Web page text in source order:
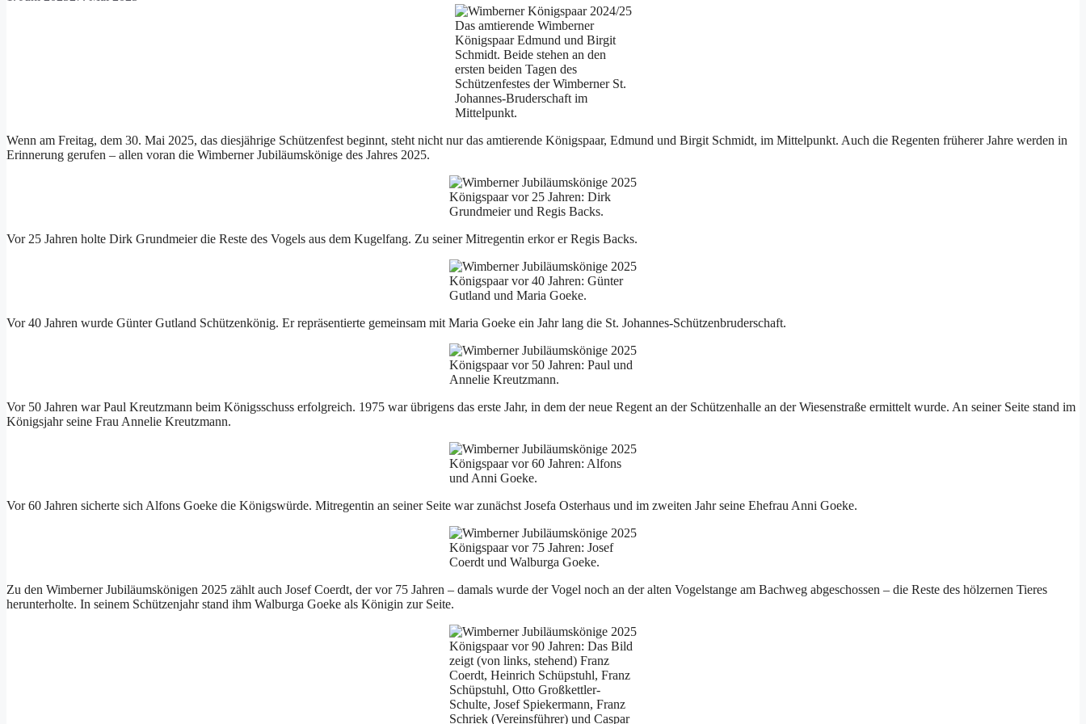
Das amtierende Wimberner
Königspaar Edmund und Birgit
Schmidt. Beide stehen an den
ersten beiden Tagen des
Schützenfestes der Wimberner St.
Johannes-Bruderschaft im
Mittelpunkt.
Wenn am Freitag, dem 30. Mai 2025, das diesjährige Schützenfest beginnt, steht nicht nur das amtierende Königspaar, Edmund und Birgit Schmidt, im Mittelpunkt. Auch die Regenten früherer Jahre werden in
Erinnerung gerufen – allen voran die Wimberner Jubiläumskönige des Jahres 2025.
Königspaar vor 25 Jahren: Dirk
Grundmeier und Regis Backs.
Vor 25 Jahren holte Dirk Grundmeier die Reste des Vogels aus dem Kugelfang. Zu seiner Mitregentin erkor er Regis Backs.
Königspaar vor 40 Jahren: Günter
Gutland und Maria Goeke.
Vor 40 Jahren wurde Günter Gutland Schützenkönig. Er repräsentierte gemeinsam mit Maria Goeke ein Jahr lang die St. Johannes-Schützenbruderschaft.
Königspaar vor 50 Jahren: Paul und
Annelie Kreutzmann.
Vor 50 Jahren war Paul Kreutzmann beim Königsschuss erfolgreich. 1975 war übrigens das erste Jahr, in dem der neue Regent an der Schützenhalle an der Wiesenstraße ermittelt wurde. An seiner Seite stand im
Königsjahr seine Frau Annelie Kreutzmann.
Königspaar vor 60 Jahren: Alfons
und Anni Goeke.
Vor 60 Jahren sicherte sich Alfons Goeke die Königswürde. Mitregentin an seiner Seite war zunächst Josefa Osterhaus und im zweiten Jahr seine Ehefrau Anni Goeke.
Königspaar vor 75 Jahren: Josef
Coerdt und Walburga Goeke.
Zu den Wimberner Jubiläumskönigen 2025 zählt auch Josef Coerdt, der vor 75 Jahren – damals wurde der Vogel noch an der alten Vogelstange am Bachweg abgeschossen – die Reste des hölzernen Tieres
herunterholte. In seinem Schützenjahr stand ihm Walburga Goeke als Königin zur Seite.
Königspaar vor 90 Jahren: Das Bild
zeigt (von links, stehend) Franz
Coerdt, Heinrich Schüpstuhl, Franz
Schüpstuhl, Otto Großkettler-
Schulte, Josef Spiekermann, Franz
Schriek (Vereinsführer) und Caspar